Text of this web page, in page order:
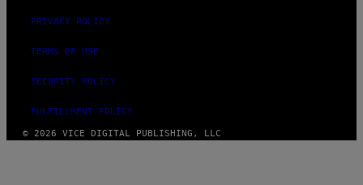
PRIVACY POLICY
TERMS OF USE
SECURITY POLICY
FULFILLMENT POLICY
© 2026 VICE DIGITAL PUBLISHING, LLC